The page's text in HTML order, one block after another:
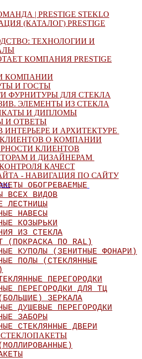
| PRESTIGE STEKLO
(КАТАЛОГ) PRESTIGE
ТЕХНОЛОГИИ И
КОМПАНИЯ PRESTIGE
КОМПАНИИ
И ГОСТЫ
ФУРНИТУРЫ ДЛЯ СТЕКЛА
ЭЛЕМЕНТЫ ИЗ СТЕКЛА
И ДИПЛОМЫ
И ОТВЕТЫ
ИНТЕРЬЕРЕ И АРХИТЕКТУРЕ
О КОМПАНИИ
КЛИЕНТОВ
И ДИЗАЙНЕРАМ
КАЧЕСТ
- НАВИГАЦИЯ ПО САЙТУ
ОБОГРЕВАЕМЫЕ
ВСЕХ ВИДОВ
ЛЕСТНИЦЫ
НАВЕСЫ
КОЗЫРЬКИ
ИЗ СТЕКЛА
(ПОКРАСКА ПО RAL)
КУПОЛЫ (ЗЕНИТНЫЕ ФОНАРИ)
ПОЛЫ (СТЕКЛЯННЫЕ
ПЕРЕГОРОДКИ
ПЕРЕГОРОДКИ ДЛЯ ТЦ
ЗЕРКАЛА
ДУШЕВЫЕ ПЕРЕГОРОДКИ
ЗАБОРЫ
СТЕКЛЯННЫЕ ДВЕРИ